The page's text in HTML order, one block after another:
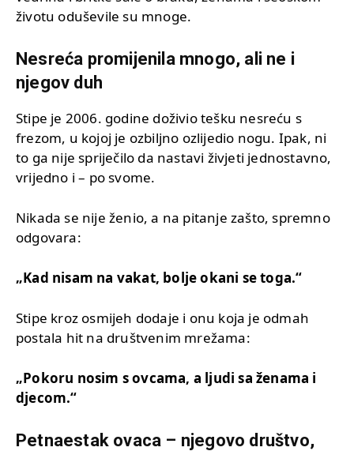
životu oduševile su mnoge.
Nesreća promijenila mnogo, ali ne i
njegov duh
Stipe je 2006. godine doživio tešku nesreću s
frezom, u kojoj je ozbiljno ozlijedio nogu. Ipak, ni
to ga nije spriječilo da nastavi živjeti jednostavno,
vrijedno i – po svome.
Nikada se nije ženio, a na pitanje zašto, spremno
odgovara:
„Kad nisam na vakat, bolje okani se toga.“
Stipe kroz osmijeh dodaje i onu koja je odmah
postala hit na društvenim mrežama:
„Pokoru nosim s ovcama, a ljudi sa ženama i
djecom.“
Petnaestak ovaca – njegovo društvo,